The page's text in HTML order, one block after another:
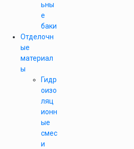
ьны
е
баки
Отделочн
ые
материал
ы
Гидр
оизо
ляц
ионн
ые
смес
и